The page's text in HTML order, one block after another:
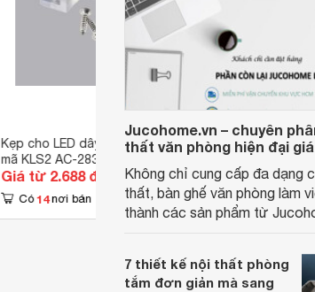
Kẹp cho LED dây AC 2835, MPE,
mã KLS2 AC-2835
Giá từ 2.688 đ
Có 14 nơi bán
Đế cố định
Giá từ
Có 2 nơi bán
Jucohome.vn – chuyên
thất văn phòng hiện đại
Không chỉ cung cấp đa dạng
thất, bàn ghế văn phòng làm
thành các sản phẩm từ
7 thiết kế nội thất phòng
tắm đơn giản mà sang